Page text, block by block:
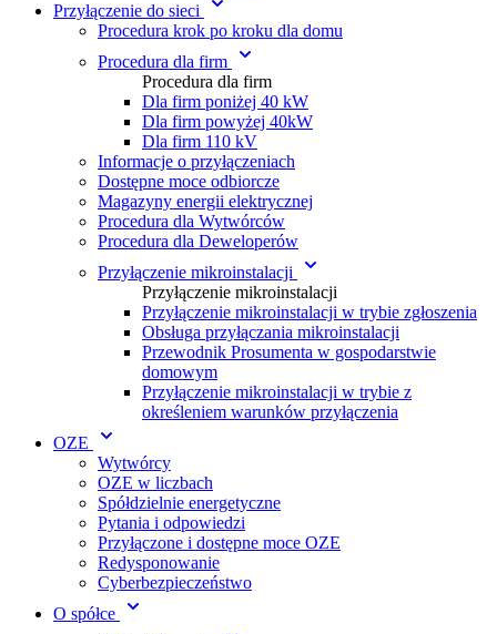
Przyłączenie do sieci
Procedura krok po kroku dla domu
Procedura dla firm
Procedura dla firm
Dla firm poniżej 40 kW
Dla firm powyżej 40kW
Dla firm 110 kV
Informacje o przyłączeniach
Dostępne moce odbiorcze
Magazyny energii elektrycznej
Procedura dla Wytwórc ów
Procedura dla Deweloperów
Przyłączenie mikroinstalacji
Przyłączenie mikroinstalacji
Przyłączenie mikroinstalacji w trybie zgłoszenia
Obsługa przyłączania mikroinstalacji
Przewodnik Prosumenta w gospodarstwie
domowym
Przyłączenie mikroinstalacji w trybie z
określeniem warunków przyłączenia
OZE
Wytwórcy
OZE w liczbach
Spółdzielnie energetyczne
Pytania i odpowiedzi
Przyłączone i dostępne moce OZE
Redysponowanie
Cyberbezpieczeństwo
O spółce